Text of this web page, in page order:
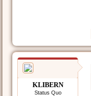
KLIBERN
Status Quo